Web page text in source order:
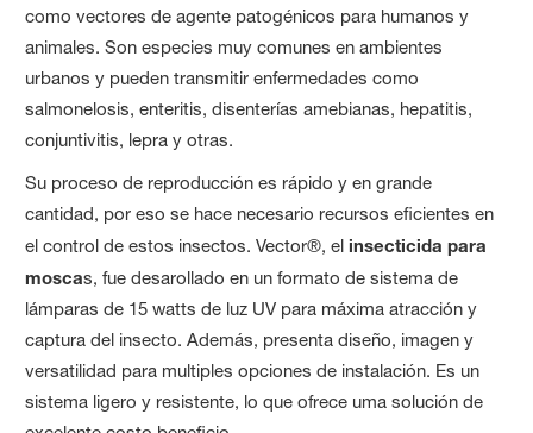
como vectores de agente patogénicos para humanos y
animales. Son especies muy comunes en ambientes
urbanos y pueden transmitir enfermedades como
salmonelosis, enteritis, disenterías amebianas, hepatitis,
conjuntivitis, lepra y otras.
Su proceso de reproducción es rápido y en grande
cantidad, por eso se hace necesario recursos eficientes en
el control de estos insectos. Vector®, elinsecticida para
moscas, fue desarollado en un formato de sistema de
lámparas de 15 watts de luz UV para máxima atracción y
captura del insecto. Además, presenta diseño, imagen y
versatilidad para multiples opciones de instalación. Es un
sistema ligero y resistente, lo que ofrece uma solución de